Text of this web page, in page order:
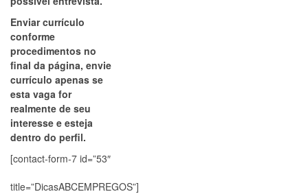
Enviar currículo
conforme
procedimentos no
final da página, envie
currículo apenas se
esta vaga for
realmente de seu
interesse e esteja
dentro do perfil.
[contact-form-7 id=”53″
title=”DicasABCEMPREGOS”]